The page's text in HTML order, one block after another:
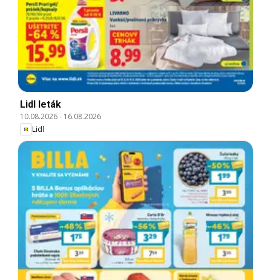
Lidl leták
10.08.2026- 16.08.2026
Lidl